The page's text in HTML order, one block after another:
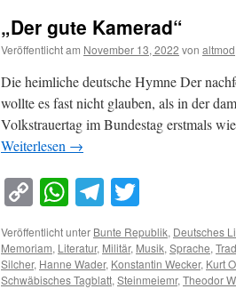
„Der gute Kamerad“
Veröffentlicht am November 13, 2022 von altmod
Die heimliche deutsche Hymne Der
wollte es fast nicht glauben, als in der
Volkstrauertag im Bundestag erstmals
Weiterlesen →
Copy
Link
WhatsApp
Telegram
Veröffentlicht unter Bunte Republik, Deutsches
Memoriam, Literatur, Militär, Musik,Sprache,
Silcher, Hanne Wader, Konstantin Wecker, Kurt
Schwäbisches Tagblatt,Steinmeiemr,Theodor